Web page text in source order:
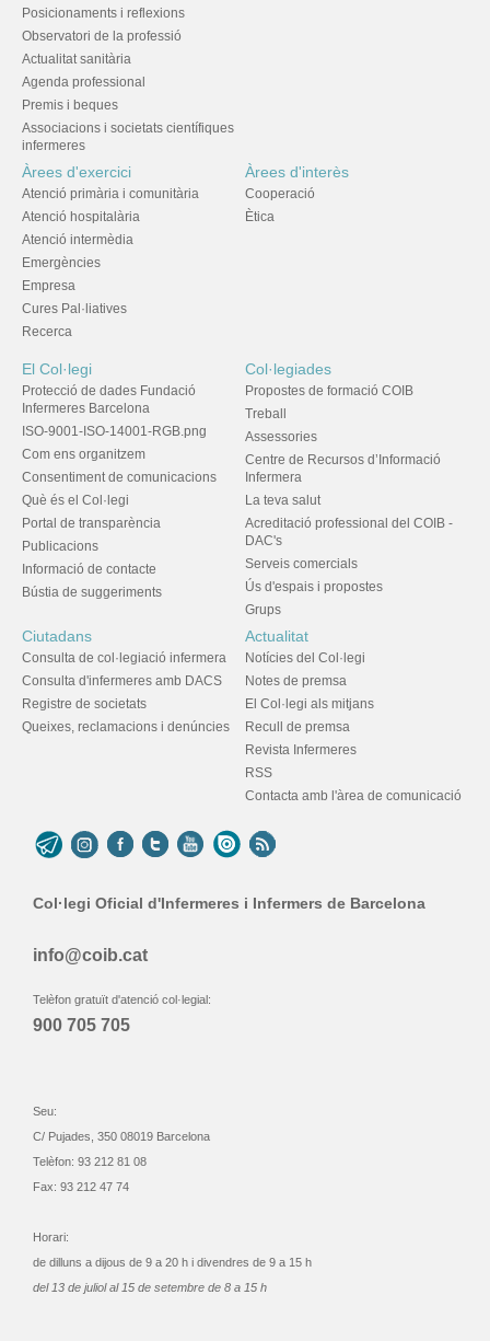
Posicionaments i reflexions
Observatori de la professió
Actualitat sanitària
Agenda professional
Premis i beques
Associacions i societats científiques
infermeres
Àrees d'exercici
Atenció primària i comunitària
Atenció hospitalària
Atenció intermèdia
Emergències
Empresa
Cures Pal·liatives
Recerca
Àrees d'interès
Cooperació
Ètica
El Col·legi
Protecció de dades Fundació
Infermeres Barcelona
ISO-9001-ISO-14001-RGB.png
Com ens organitzem
Consentiment de comunicacions
Què és el Col·legi
Portal de transparència
Publicacions
Informació de contacte
Bústia de suggeriments
Col·legiades
Propostes de formació COIB
Treball
Assessories
Centre de Recursos d’Informació
Infermera
La teva salut
Acreditació professional del COIB -
DAC's
Serveis comercials
Ús d'espais i propostes
Grups
Ciutadans
Consulta de col·legiació infermera
Consulta d'infermeres amb DACS
Registre de societats
Queixes, reclamacions i denúncies
Actualitat
Notícies del Col·legi
Notes de premsa
El Col·legi als mitjans
Recull de premsa
Revista Infermeres
RSS
Contacta amb l'àrea de comunicació
Col·legi Oficial d'Infermeres i Infermers de Barcelona
info@coib.cat
Telèfon gratuït d'atenció col·legial:
900 705 705
Seu:
C/ Pujades, 350 08019 Barcelona
Telèfon: 93 212 81 08
Fax: 93 212 47 74
Horari:
de dilluns a dijous de 9 a 20 h i divendres de 9 a 15 h
del 13 de juliol al 15 de setembre de 8 a 15 h